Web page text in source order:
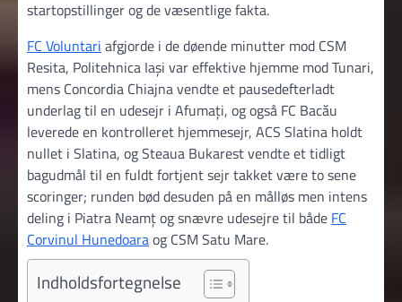
startopstillinger og de væsentlige fakta.
FC Voluntari afgjorde i de døende minutter mod CSM
Resita, Politehnica Iași var effektive hjemme mod Tunari,
mens Concordia Chiajna vendte et pausedefterladt
underlag til en udesejr i Afumați, og også FC Bacău
leverede en kontrolleret hjemmesejr, ACS Slatina holdt
nullet i Slatina, og Steaua Bukarest vendte et tidligt
bagudmål til en fuldt fortjent sejr takket være to sene
scoringer; runden bød desuden på en målløs men intens
deling i Piatra Neamț og snævre udesejre til både FC
Corvinul Hunedoaraog CSM Satu Mare.
Indholdsfortegnelse